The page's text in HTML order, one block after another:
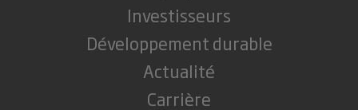
Investisseurs
Développement durable
Actualité
Carrière